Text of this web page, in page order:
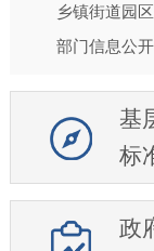
乡镇街道园
部门信息公
基
标
政